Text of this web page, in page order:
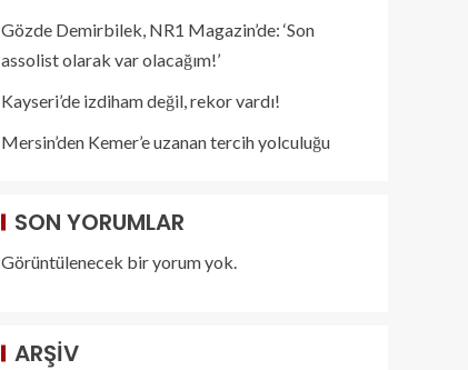
Gözde Demirbilek, NR1 Magazin’de: ‘Son
assolist olarak var olacağım!’
Kayseri’de izdiham değil, rekor vardı!
Mersin’den Kemer’e uzanan tercih yolculuğu
SON YORUMLAR
Görüntülenecek bir yorum yok.
ARŞIV